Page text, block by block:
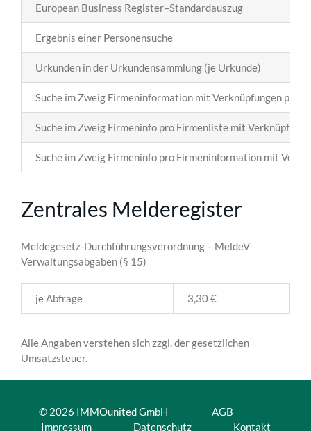
European Business Register–Standardauszug
Ergebnis einer Personensuche
Urkunden in der Urkundensammlung (je Urkunde)
Suche im Zweig Firmeninformation mit Verknüpfungen pro
Suche im Zweig Firmeninfo pro Firmenliste mit
Suche im Zweig Firmeninfo pro Firmeninformation mit
Zentrales Melderegister
Meldegesetz-Durchführungsverordnung – MeldeV
Verwaltungsabgaben (§ 15)
je Abfrage 3,30 €
Alle Angaben verstehen sich zzgl. der gesetzlichen
Umsatzsteuer.
© 2026 IMMOunited GmbH AGB
Impressum
Datenschutz Kontakt